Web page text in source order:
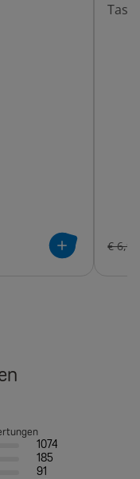
€ 6,99
1074
185
91